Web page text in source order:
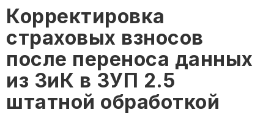
Корректировка
страховых взносов
после переноса данных
из ЗиК в ЗУП 2.5
штатной обработкой